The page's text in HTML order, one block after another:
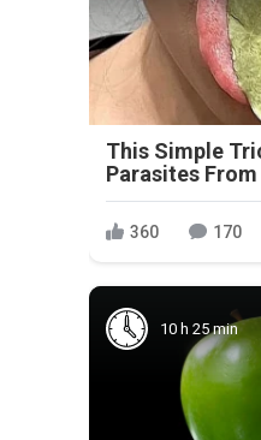
This Simple
Parasites
360 170
10 h 25 min